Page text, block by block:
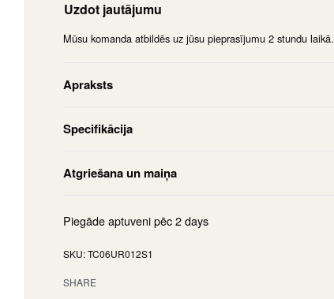
Uzdot jautājumu
Mūsu komanda atbildēs uz jūsu pieprasījumu 2 stundu laikā.
Apraksts
Specifikācija
Atgriešana un maiņa
Piegāde aptuveni pēc2 days
TC06UR012S1
SHARE